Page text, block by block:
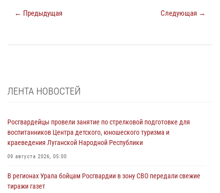
← Предыдущая Следующая →
ЛЕНТА НОВОСТЕЙ
Росгвардейцы провели занятие по стрелковой подготовке для
воспитанников Центра детского, юношеского туризма и
краеведения Луганской Народной Республики
09 августа 2026, 05:00
В регионах Урала бойцам Росгвардии в зону СВО передали свежие
тиражи газет